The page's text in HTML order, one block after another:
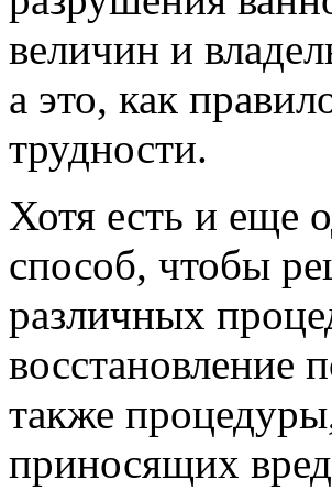
величин и
а это, как
трудности.
Хотя есть и еще
способ, чтобы
различных
восстановление
также
приносящих